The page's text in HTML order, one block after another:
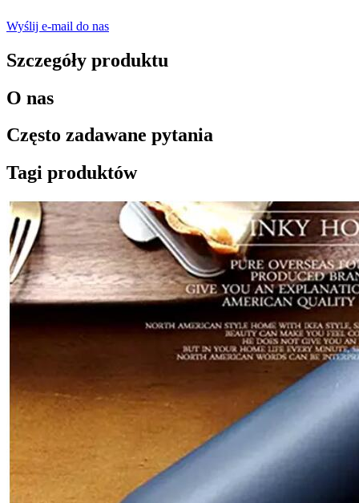
Wyślij e-mail do nas
Szczegóły produktu
O nas
Często zadawane pytania
Tagi produktów